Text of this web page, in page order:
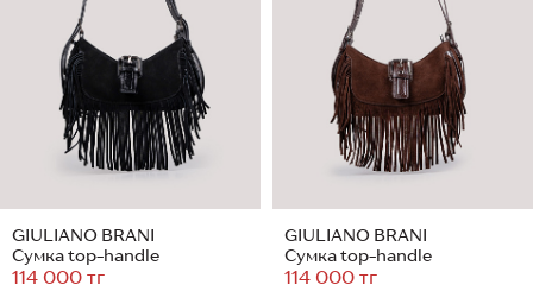
GIULIANO BRANI
Сумка top-handle
114 000 тг
GIULIANO BRANI
Сумка top-handle
114 000 тг